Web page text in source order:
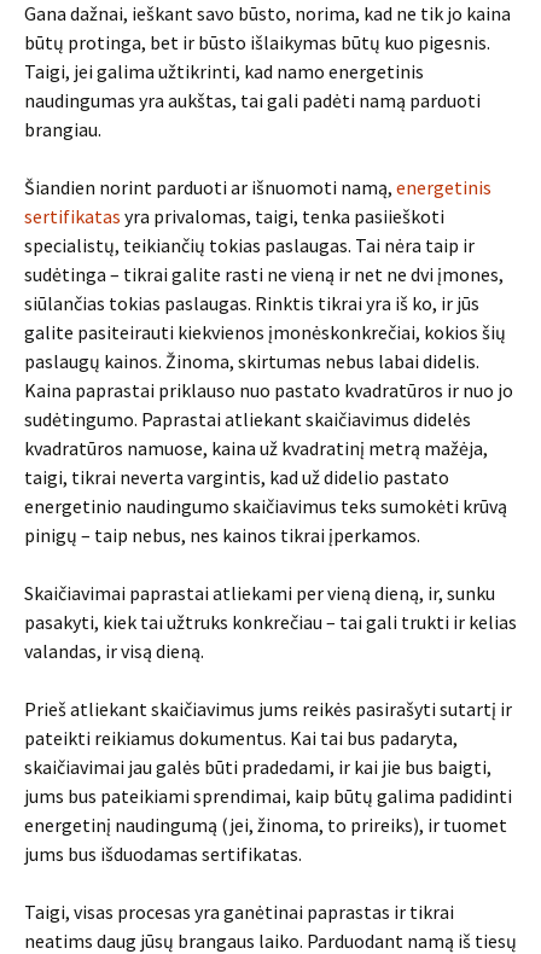
Gana dažnai, ieškant savo būsto, norima, kad ne tik jo kaina
būtų protinga, bet ir būsto išlaikymas būtų kuo pigesnis.
Taigi, jei galima užtikrinti, kad namo energetinis
naudingumas yra aukštas, tai gali padėti namą parduoti
brangiau.
Šiandien norint parduoti ar išnuomoti namą, energetinis
sertifikatas yra privalomas, taigi, tenka pasiieškoti
specialistų, teikiančių tokias paslaugas. Tai nėra taip ir
sudėtinga – tikrai galite rasti ne vieną ir net ne dvi įmones,
siūlančias tokias paslaugas. Rinktis tikrai yra iš ko, ir jūs
galite pasiteirauti kiekvienos įmonėskonkrečiai, kokios šių
paslaugų kainos. Žinoma, skirtumas nebus labai didelis.
Kaina paprastai priklauso nuo pastato kvadratūros ir nuo jo
sudėtingumo. Paprastai atliekant skaičiavimus didelės
kvadratūros namuose, kaina už kvadratinį metrą mažėja,
taigi, tikrai neverta vargintis, kad už didelio pastato
energetinio naudingumo skaičiavimus teks sumokėti krūvą
pinigų – taip nebus, nes kainos tikrai įperkamos.
Skaičiavimai paprastai atliekami per vieną dieną, ir, sunku
pasakyti, kiek tai užtruks konkrečiau – tai gali trukti ir kelias
valandas, ir visą dieną.
Prieš atliekant skaičiavimus jums reikės pasirašyti sutartį ir
pateikti reikiamus dokumentus. Kai tai bus padaryta,
skaičiavimai jau galės būti pradedami, ir kai jie bus baigti,
jums bus pateikiami sprendimai, kaip būtų galima padidinti
energetinį naudingumą (jei, žinoma, to prireiks), ir tuomet
jums bus išduodamas sertifikatas.
Taigi, visas procesas yra ganėtinai paprastas ir tikrai
neatims daug jūsų brangaus laiko. Parduodant namą iš tiesų